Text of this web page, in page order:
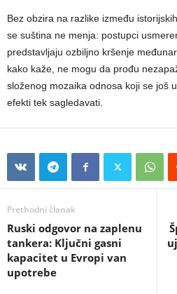
Bez obzira na razlike između
se suština ne menja: postupci
predstavljaju ozbiljno kršenje
kako kaže, ne mogu da prođu
složenog mozaika odnosa koji se još
efekti tek sagledavati.
Prethodni članak
Ruski odgovor na zaplenu
tankera: Ključni gasni
kapacitet u Evropi van
upotrebe